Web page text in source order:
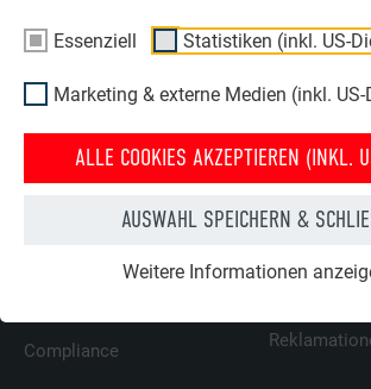
Essenziell Statistiken (inkl. US-
Marketing & externe Medien (inkl. US-
ALLE COOKIES AKZEPTIEREN (INKL.
AUSWAHL SPEICHERN &
Weitere Informationen
Nachhaltigkeit
Compliance
Prospekte
Kontakt
Erfahrungen